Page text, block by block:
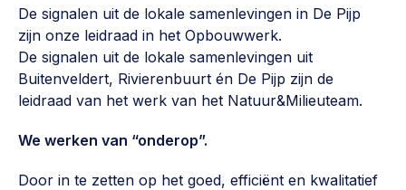
De signalen uit de lokale samenlevingen in De Pijp
zijn onze leidraad in het Opbouwwerk.
De signalen uit de lokale samenlevingen uit
Buitenveldert, Rivierenbuurt én De Pijp zijn de
leidraad van het werk van het Natuur&Milieuteam.
We werken van “onderop”.
Door in te zetten op het goed, efficiënt en kwalitatief